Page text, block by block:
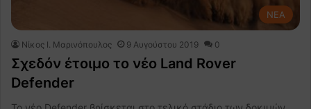
NEA
Nίκος Ι. Mαρινόπουλος 9 Αυγούστου 2019 0
Σχεδόν έτοιμο το νέο Land Rover
Defender